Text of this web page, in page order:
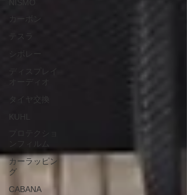
カーボン
シボレー
タイヤ交換
KUHL
カーラッピン
グ
CABANA